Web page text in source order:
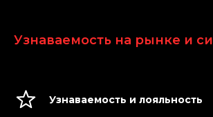
Узнаваемость на рынке и
Узнаваемость и лояльность
Процесс UI/UX